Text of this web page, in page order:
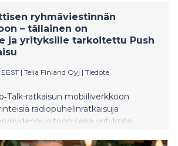
ryhmäviestinnän
– tällainen on
ja yrityksille tarkoitettu Push
| Telia Finland Oyj | Tiedote
ratkaisun mobiiliverkkoon
radiopuhelinratkaisuja
sekä yrityksille.